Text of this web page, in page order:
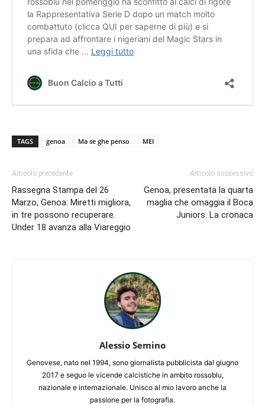
TAGS genoa Ma se ghe penso MEI
Articolo precedente
Rassegna Stampa del 26
Marzo, Genoa: Miretti migliora,
in tre possono recuperare.
Under 18 avanza alla Viareggio
Articolo successivo
Genoa, presentata la quarta
maglia che omaggia il Boca
Juniors. La cronaca
Alessio Semino
Genovese, nato nel 1994, sono giornalista pubblicista dal giugno
2017 e seguo le vicende calcistiche in ambito rossoblu,
nazionale e internazionale. Unisco al mio lavoro anche la
passione per la fotografia.